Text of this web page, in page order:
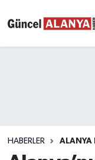
HABERLER ALANYA